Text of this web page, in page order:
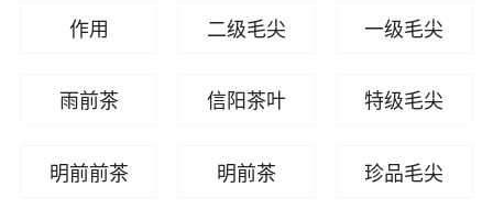
作用 二级毛尖 一级毛尖
雨前茶 信阳茶叶 特级毛尖
明前前茶 明前茶 珍品毛尖